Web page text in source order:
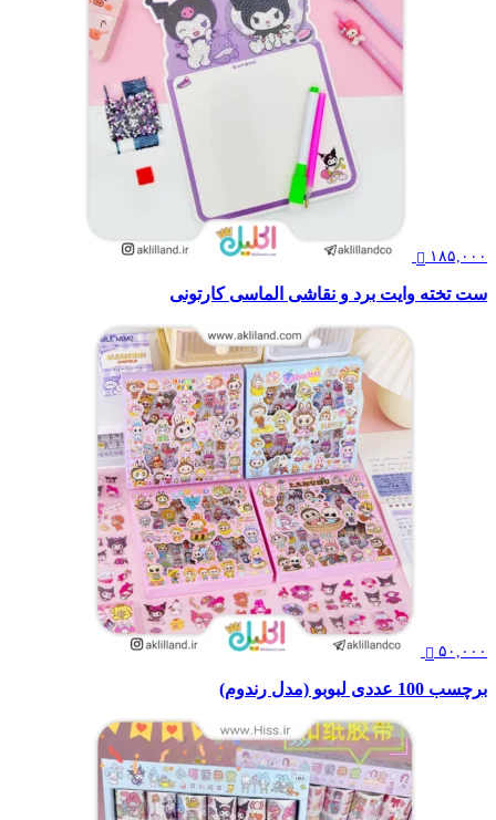
۱۸۵,۰۰۰
ست تخته وایت برد و نقاشی الماسی کارتونی
۵۰,۰۰۰
برچسب 100 عددی لبوبو (مدل رندوم)